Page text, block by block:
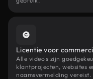
Licentie voor
Alle video's zijn
klantprojecten, websites
naamsvermelding vereist.